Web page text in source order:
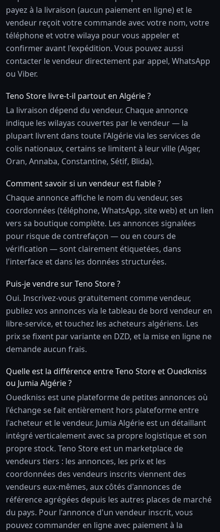
payez à la livraison (aucun paiement en ligne) et le
vendeur reçoit votre commande avec votre nom, votre
téléphone et votre wilaya pour vous appeler et
confirmer avant l'expédition. Vous pouvez aussi
contacter le vendeur directement par appel, WhatsApp
ou Viber.
Teno Store livre-t-il partout en Algérie ?
La livraison dépend du vendeur. Chaque annonce
indique les wilayas couvertes par le vendeur — la
plupart livrent dans toute l'Algérie via les services de
colis nationaux, certains se limitent à leur ville (Alger,
Oran, Annaba, Constantine, Sétif, Blida).
Comment savoir si un vendeur est fiable ?
Chaque annonce affiche le nom du vendeur, ses
coordonnées (téléphone, WhatsApp, site web) et un lien
vers sa boutique complète. Les annonces signalées
pour risque de contrefaçon — ou en cours de
vérification — sont clairement étiquetées, dans
l'interface et dans les données structurées.
Puis-je vendre sur Teno Store ?
Oui. Inscrivez-vous gratuitement comme vendeur,
publiez vos annonces via le tableau de bord vendeur en
libre-service, et touchez les acheteurs algériens. Les
prix se fixent par variante en DZD, et la mise en ligne ne
demande aucun frais.
Quelle est la différence entre Teno Store et Ouedkniss
ou Jumia Algérie ?
Ouedkniss est une plateforme de petites annonces où
l'échange se fait entièrement hors plateforme entre
l'acheteur et le vendeur. Jumia Algérie est un détaillant
intégré verticalement avec sa propre logistique et son
propre stock. Teno Store est un marketplace de
vendeurs tiers : les annonces, les prix et les
coordonnées des vendeurs inscrits viennent des
vendeurs eux-mêmes, aux côtés d'annonces de
référence agrégées depuis les autres places de marché
du pays. Pour l'annonce d'un vendeur inscrit, vous
pouvez commander en ligne avec paiement à la